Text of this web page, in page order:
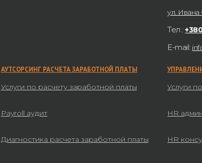
ул. Ивана
Тел.:
E-mail:
АУТСОРСИНГ РАСЧЕТА ЗАРАБОТНОЙ ПЛАТЫ
Услуги по расчету заработной платы
Payroll аудит
Диагностика расчета заработной платы
Услуги
HR
HR